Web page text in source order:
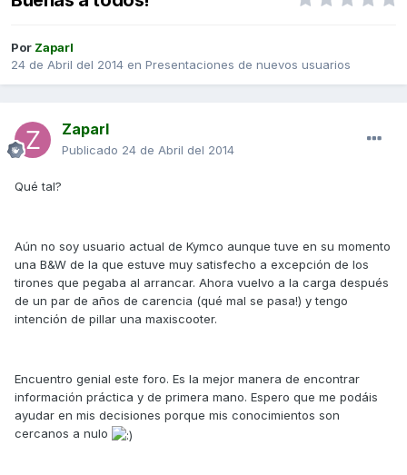
Por Zaparl
24 de Abril del 2014 en Presentaciones de nuevos usuarios
Zaparl
Publicado 24 de Abril del 2014
Qué tal?
Aún no soy usuario actual de Kymco aunque tuve en su momento
una B&W de la que estuve muy satisfecho a excepción de los
tirones que pegaba al arrancar. Ahora vuelvo a la carga después
de un par de años de carencia (qué mal se pasa!) y tengo
intención de pillar una maxiscooter.
Encuentro genial este foro. Es la mejor manera de encontrar
información práctica y de primera mano. Espero que me podáis
ayudar en mis decisiones porque mis conocimientos son
cercanos a nulo